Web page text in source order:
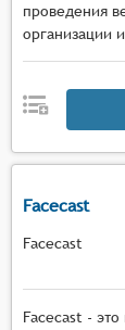
проведения
организации
Facecast
Facecast
Facecast -